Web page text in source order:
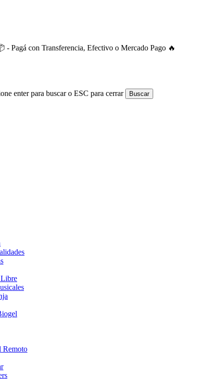
- Pagá con Transferencia, Efectivo o Mercado Pago 🔥
enter para buscar o ESC para cerrar Buscar
Remoto